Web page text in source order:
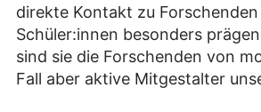
direkte Kontakt zu
Schüler:innen besonders
sind sie die Forschenden von
Fall aber aktive Mitgestalter